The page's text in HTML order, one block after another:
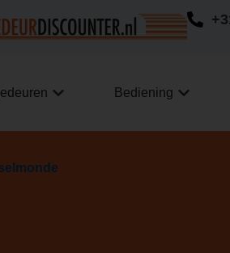
Bediening